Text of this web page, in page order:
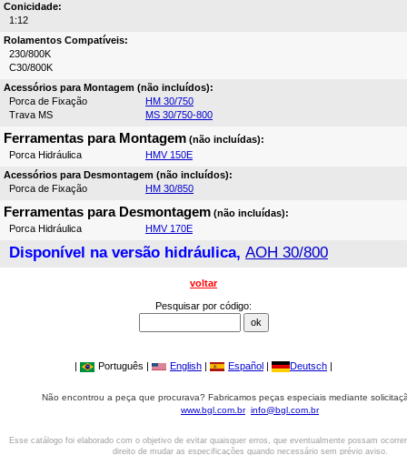
Conicidade:
1:12
Rolamentos Compatíveis:
230/800K
C30/800K
Acessórios para Montagem (não incluídos):
Porca de Fixação
HM 30/750
Trava MS
MS 30/750-800
Ferramentas para Montagem (não incluídas):
Porca Hidráulica
HMV 150E
Acessórios para Desmontagem (não incluídos):
Porca de Fixação
HM 30/850
Ferramentas para Desmontagem (não incluídas):
Porca Hidráulica
HMV 170E
Disponível na versão hidráulica, AOH 30/800
voltar
Pesquisar por código:
| Português | English | Español | Deutsch |
Não encontrou a peça que procurava? Fabricamos peças especiais mediante
www.bgl.com.br info@bgl.com.br
Esse catálogo foi elaborado com o objetivo de evitar quaisquer erros, que eventualmente possam
direito de mudar as especificações quando necessário sem prévio aviso.